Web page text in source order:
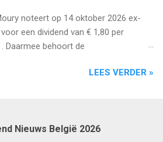
noteert op 14 oktober 2026 ex-
een dividend van € 1,80 per
Daarmee behoort de
die dit jaar nog ex-coupon noteren.
LEES VERDER »
Nieuws België 2026